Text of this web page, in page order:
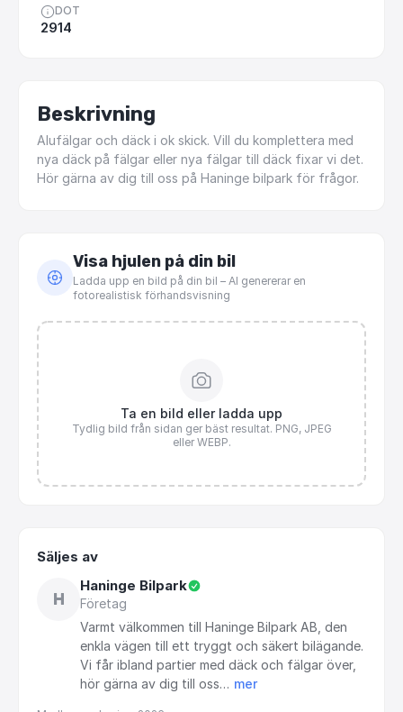
DOT
2914
Beskrivning
Alufälgar och däck i ok skick. Vill du komplettera med
nya däck på fälgar eller nya fälgar till däck fixar vi det.
Hör gärna av dig till oss på Haninge bilpark för frågor.
Visa hjulen på din bil
Ladda upp en bild på din bil – AI genererar en
fotorealistisk förhandsvisning
Ta en bild eller ladda upp
Tydlig bild från sidan ger bäst resultat. PNG, JPEG
eller WEBP.
Säljes av
H
Haninge Bilpark
Företag
Varmt välkommen till Haninge Bilpark AB, den
enkla vägen till ett tryggt och säkert bilägande.
Vi får ibland partier med däck och fälgar över,
hör gärna av dig till oss… mer